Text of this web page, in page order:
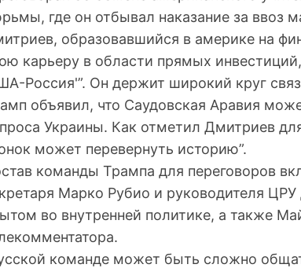
где он отбывал наказание за ввоз
образовавшийся в америке на
карьеру в области прямых
Россия'”. Он держит широкий круг
объявил, что Саудовская Аравия
Украины. Как отметил Дмитриев
может перевернуть историю”.
команды Трампа для переговоров
Марко Рубио и руководителя
во внутренней политике, а также
команде может быть сложно